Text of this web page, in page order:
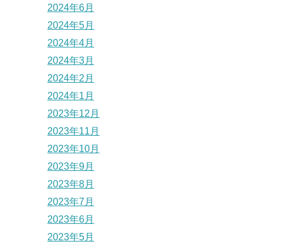
2024年6月
2024年5月
2024年4月
2024年3月
2024年2月
2024年1月
2023年12月
2023年11月
2023年10月
2023年9月
2023年8月
2023年7月
2023年6月
2023年5月